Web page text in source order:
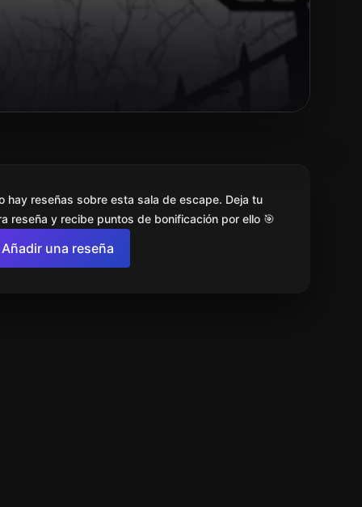
hay reseñas sobre esta sala de escape. Deja tu
reseña y recibe puntos de bonificación por ello 🎯
Añadir una reseña